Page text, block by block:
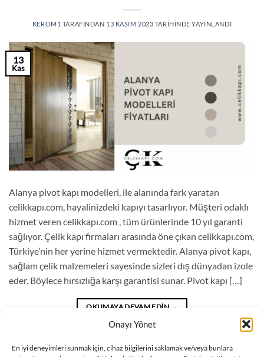
Onayı Yönet
En iyi deneyimleri sunmak için, cihaz bilgilerini saklamak ve/veya bunlara
KEROM1 TARAFINDAN 13 KASIM 2023 TARIHINDE YAYINLANDI
13
Kas
Alanya pivot kapı modelleri, ile alanında fark yaratan
celikkapı.com, hayalinizdeki kapıyı tasarlıyor. Müşteri odaklı
hizmet veren celikkapı.com , tüm ürünlerinde 10 yıl garanti
sağlıyor. Çelik kapı firmaları arasında öne çıkan celikkapı.com,
Türkiye’nin her yerine hizmet vermektedir. Alanya pivot kapı,
sağlam çelik malzemeleri sayesinde sizleri dış dünyadan izole
eder. Böylece hırsızlığa karşı garantisi sunar. Pivot kapı […]
OKUMAYA DEVAM EDIN →
Blogiçinde yayınlandı| Alanya pivot kapı fiyatları,Alanya pivot kapı